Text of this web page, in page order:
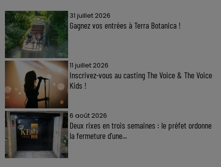
31 juillet 2026
Gagnez vos entrées à Terra Botanica !
11 juillet 2026
Inscrivez-vous au casting The Voice & The Voice
Kids !
6 août 2026
Deux rixes en trois semaines : le préfet ordonne
la fermeture d'une...